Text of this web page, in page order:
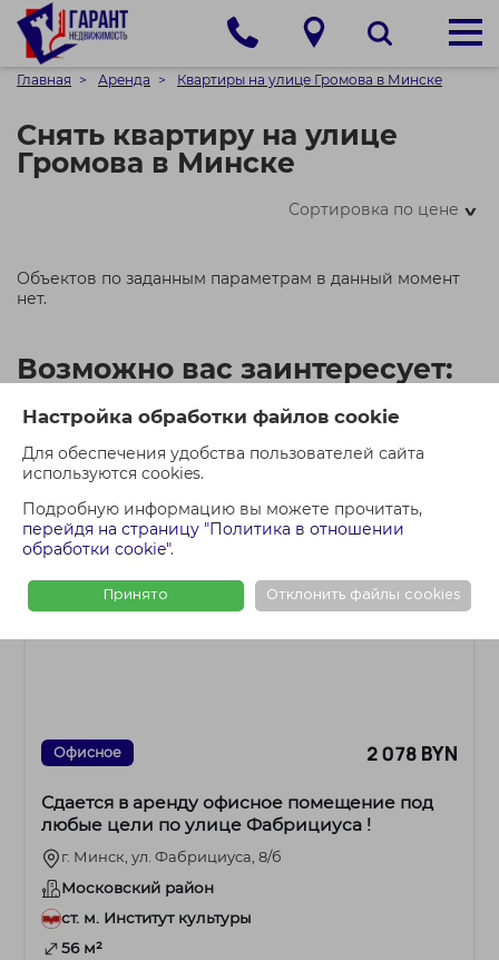
Настройка обработки файлов cookie
Для обеспечения удобства пользователей сайта
используются cookies.
Подробную информацию вы можете прочитать,
перейдя на страницу "Политика в отношении
обработки cookie".
Принято Отклонить файлы cookies
Главная Аренда Квартиры на улице Громова в Минске
Снять квартиру на улице
Громова в Минске
Сортировка по цене>
Объектов по заданным параметрам в данный момент
нет.
Возможно вас заинтересует:
Офисное 2 078 BYN
Сдается в аренду офисное помещение под
любые цели по улице Фабрициуса !
г. Минск, ул. Фабрициуса, 8/б
Московский район
ст. м. Институт культуры
56 м²